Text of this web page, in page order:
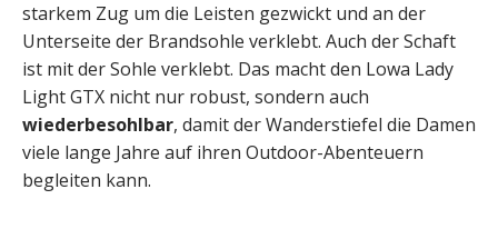
starkem Zug um die Leisten gezwickt und an der
Unterseite der Brandsohle verklebt. Auch der Schaft
ist mit der Sohle verklebt. Das macht den Lowa Lady
Light GTX nicht nur robust, sondern auch
wiederbesohlbar, damit der Wanderstiefel die Damen
viele lange Jahre auf ihren Outdoor-Abenteuern
begleiten kann.